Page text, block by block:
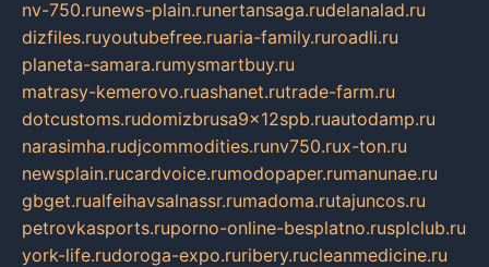
nv-750.runews-plain.runertansaga.rudelanalad.ru
dizfiles.ruyoutubefree.ruaria-family.ruroadli.ru
planeta-samara.rumysmartbuy.ru
matrasy-kemerovo.ruashanet.rutrade-farm.ru
dotcustoms.rudomizbrusa9x12spb.ruautodamp.ru
narasimha.rudjcommodities.runv750.rux-ton.ru
newsplain.rucardvoice.rumodopaper.rumanunae.ru
gbget.rualfeihavsalnassr.rumadoma.rutajuncos.ru
petrovkasports.ruporno-online-besplatno.rusplclub.ru
york-life.rudoroga-expo.ruribery.rucleanmedicine.ru